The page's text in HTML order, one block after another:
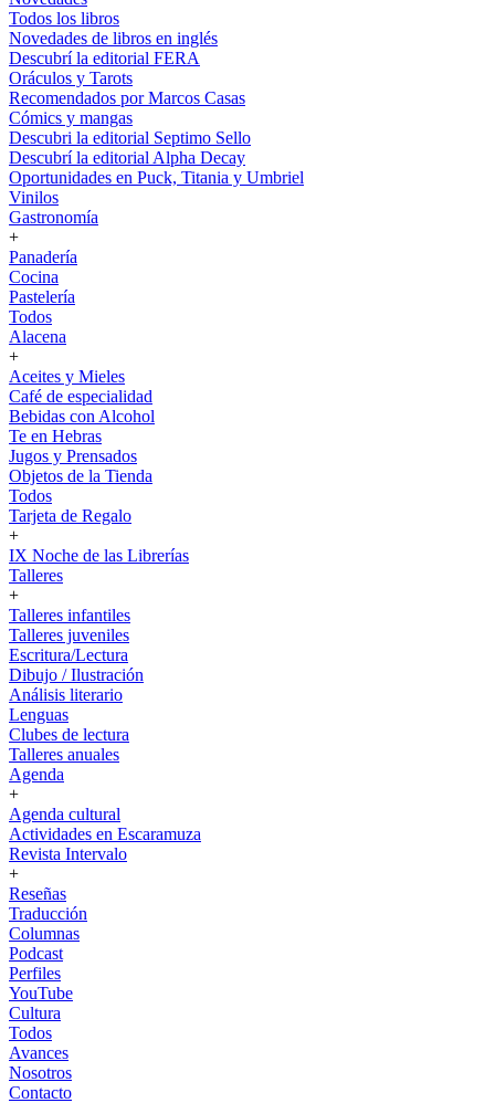
Todos los libros
Novedades de libros en inglés
Descubrí la editorial FERA
Oráculos y Tarots
Recomendados por Marcos Casas
Cómics y mangas
Descubri la editorial Septimo Sello
Descubrí la editorial Alpha Decay
Oportunidades en Puck, Titania y Umbriel
Vinilos
Gastronomía
+
Panadería
Cocina
Pastelería
Todos
Alacena
+
Aceites y Mieles
Café de especialidad
Bebidas con Alcohol
Te en Hebras
Jugos y Prensados
Objetos de la Tienda
Todos
Tarjeta de Regalo
+
IX Noche de las Librerías
Talleres
+
Talleres infantiles
Talleres juveniles
Escritura/Lectura
Dibujo / Ilustración
Análisis literario
Lenguas
Clubes de lectura
Talleres anuales
Agenda
+
Agenda cultural
Actividades en Escaramuza
Revista Intervalo
+
Reseñas
Traducción
Columnas
Podcast
Perfiles
YouTube
Cultura
Todos
Avances
Nosotros
Contacto